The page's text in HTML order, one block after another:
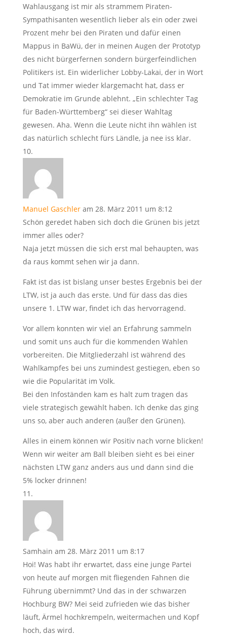
Wahlausgang ist mir als strammem Piraten-
Sympathisanten wesentlich lieber als ein oder zwei
Prozent mehr bei den Piraten und dafür einen
Mappus in BaWü, der in meinen Augen der Prototyp
des nicht bürgerfernen sondern bürgerfeindlichen
Politikers ist. Ein widerlicher Lobby-Lakai, der in Wort
und Tat immer wieder klargemacht hat, dass er
Demokratie im Grunde ablehnt. „Ein schlechter Tag
für Baden-Württemberg“ sei dieser Wahltag
gewesen. Aha. Wenn die Leute nicht ihn wählen ist
das natürlich schlecht fürs Ländle, ja nee iss klar.
Manuel Gaschler am 28. März 2011 um 8:12
Schön geredet haben sich doch die Grünen bis jetzt
immer alles oder?
Naja jetzt müssen die sich erst mal behaupten, was
da raus kommt sehen wir ja dann.
Fakt ist das ist bislang unser bestes Ergebnis bei der
LTW, ist ja auch das erste. Und für dass das dies
unsere 1. LTW war, findet ich das hervorragend.
Vor allem konnten wir viel an Erfahrung sammeln
und somit uns auch für die kommenden Wahlen
vorbereiten. Die Mitgliederzahl ist während des
Wahlkampfes bei uns zumindest gestiegen, eben so
wie die Popularität im Volk.
Bei den Infoständen kam es halt zum tragen das
viele strategisch gewählt haben. Ich denke das ging
uns so, aber auch anderen (außer den Grünen).
Alles in einem können wir Positiv nach vorne blicken!
Wenn wir weiter am Ball bleiben sieht es bei einer
nächsten LTW ganz anders aus und dann sind die
5% locker drinnen!
Samhain am 28. März 2011 um 8:17
Hoi! Was habt ihr erwartet, dass eine junge Partei
von heute auf morgen mit fliegenden Fahnen die
Führung übernimmt? Und das in der schwarzen
Hochburg BW? Mei seid zufrieden wie das bisher
läuft, Ärmel hochkrempeln, weitermachen und Kopf
hoch, das wird.